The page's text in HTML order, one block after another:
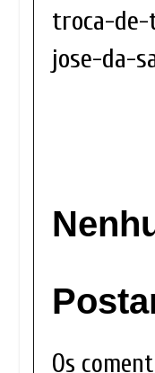
troca-
jose-da-
Os